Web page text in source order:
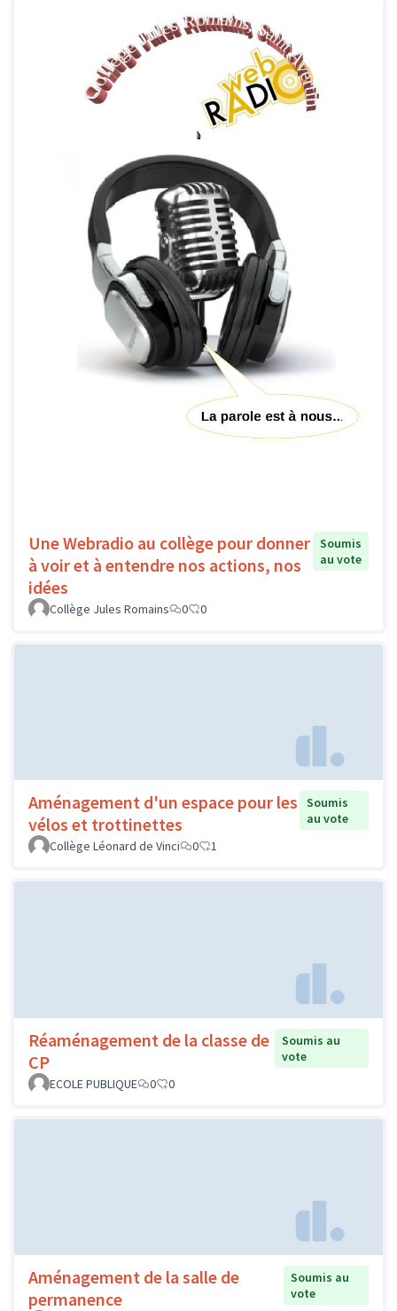
Une Webradio au collège pour donner
à voir et à entendre nos actions, nos
idées
Soumis
au vote
Collège Jules Romains 0 0
Aménagement d'un espace pour les
vélos et trottinettes
Soumis
au vote
Collège Léonard de Vinci
0 1
Réaménagement de la classe de
CP
Soumis au
vote
ECOLE PUBLIQUE
0 0
Aménagement de la salle de
permanence
Soumis au
vote